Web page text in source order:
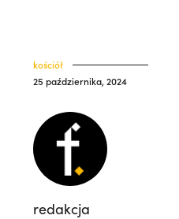
kościół
25 października, 2024
redakcja